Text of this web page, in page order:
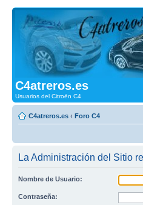
C4atreros.es
Usuarios del Citroën C4
C4atreros.es ‹ Foro C4
La Administración del Sitio
Nombre de Usuario:
Contraseña: